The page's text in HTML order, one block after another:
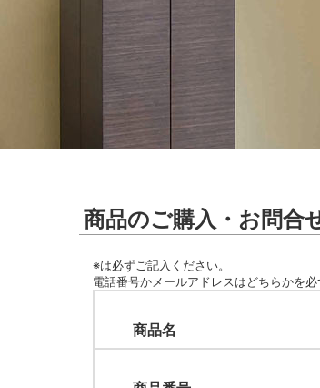
商品のご購入・お問合
※は必ずご記入ください。
電話番号かメールアドレスはどちらかを必
商品名